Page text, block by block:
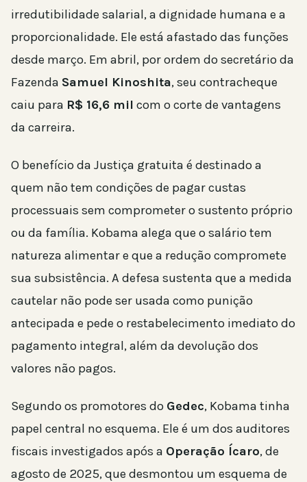
irredutibilidade salarial, a dignidade humana e a
proporcionalidade. Ele está afastado das funções
desde março. Em abril, por ordem do secretário da
Fazenda Samuel Kinoshita, seu contracheque
caiu para R$ 16,6 mil com o corte de vantagens
da carreira.
O benefício da Justiça gratuita é destinado a
quem não tem condições de pagar custas
processuais sem comprometer o sustento próprio
ou da família. Kobama alega que o salário tem
natureza alimentar e que a redução compromete
sua subsistência. A defesa sustenta que a medida
cautelar não pode ser usada como punição
antecipada e pede o restabelecimento imediato do
pagamento integral, além da devolução dos
valores não pagos.
Segundo os promotores do Gedec, Kobama tinha
papel central no esquema. Ele é um dos auditores
fiscais investigados após a Operação Ícaro, de
agosto de 2025, que desmontou um esquema de